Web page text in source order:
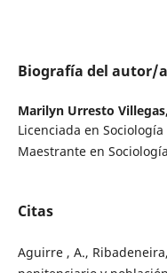
Biografía del autor/a
Marilyn Urresto Villegas,
Licenciada en
Maestrante en
Citas
Aguirre , A.,